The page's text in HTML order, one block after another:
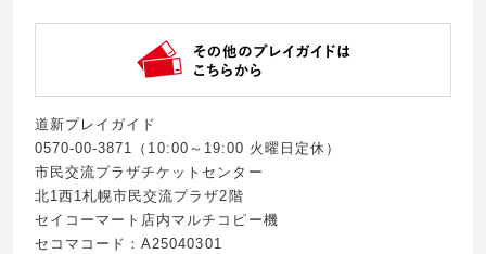
道新プレイガイド
0570-00-3871（10:00～19:00 火曜日定休）
市民交流プラザチケットセンター
北1西1札幌市民交流プラザ2階
セイコーマート店内マルチコピー機
セコマコード：A25040301